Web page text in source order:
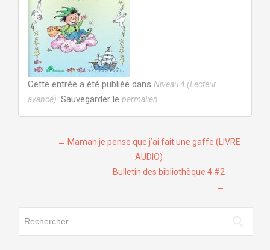
Cette entrée a été publiée dans Niveau 4 (Lecteur
avancé). Sauvegarder le permalien.
Navigation
← Maman je pense que j’ai fait une gaffe (LIVRE
AUDIO)
Bulletin des bibliothèque 4 #2
→